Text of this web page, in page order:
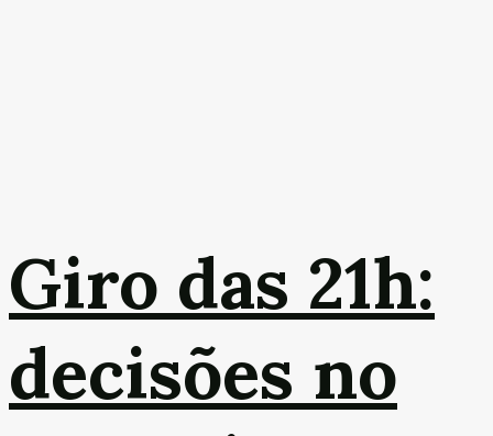
Giro das 21h:
decisões no